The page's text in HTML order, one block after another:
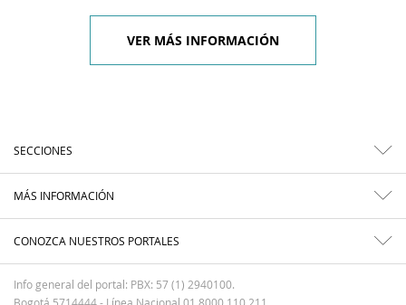
VER MÁS INFORMACIÓN
SECCIONES
MÁS INFORMACIÓN
CONOZCA NUESTROS PORTALES
Info general del portal: PBX: 57 (1) 2940100.